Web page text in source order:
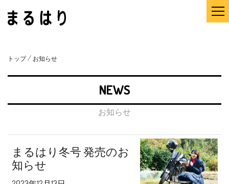
トップ/ お知らせ
NEWS
お知らせ
まるはり冬号 発売のお
知らせ